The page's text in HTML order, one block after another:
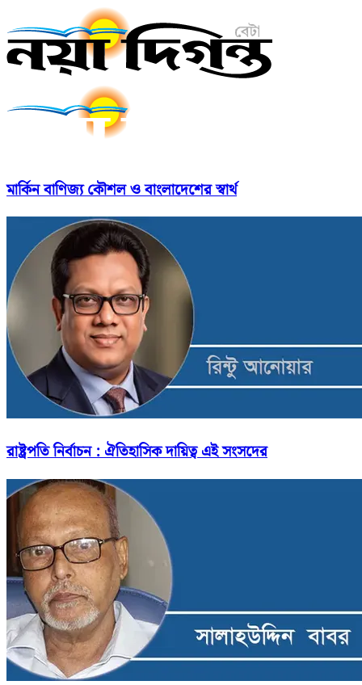
মার্কিন বাণিজ্য কৌশল ও বাংলাদেশের স্বার্থ
রাষ্ট্রপতি নির্বাচন : ঐতিহাসিক দায়িত্ব এই সংসদের